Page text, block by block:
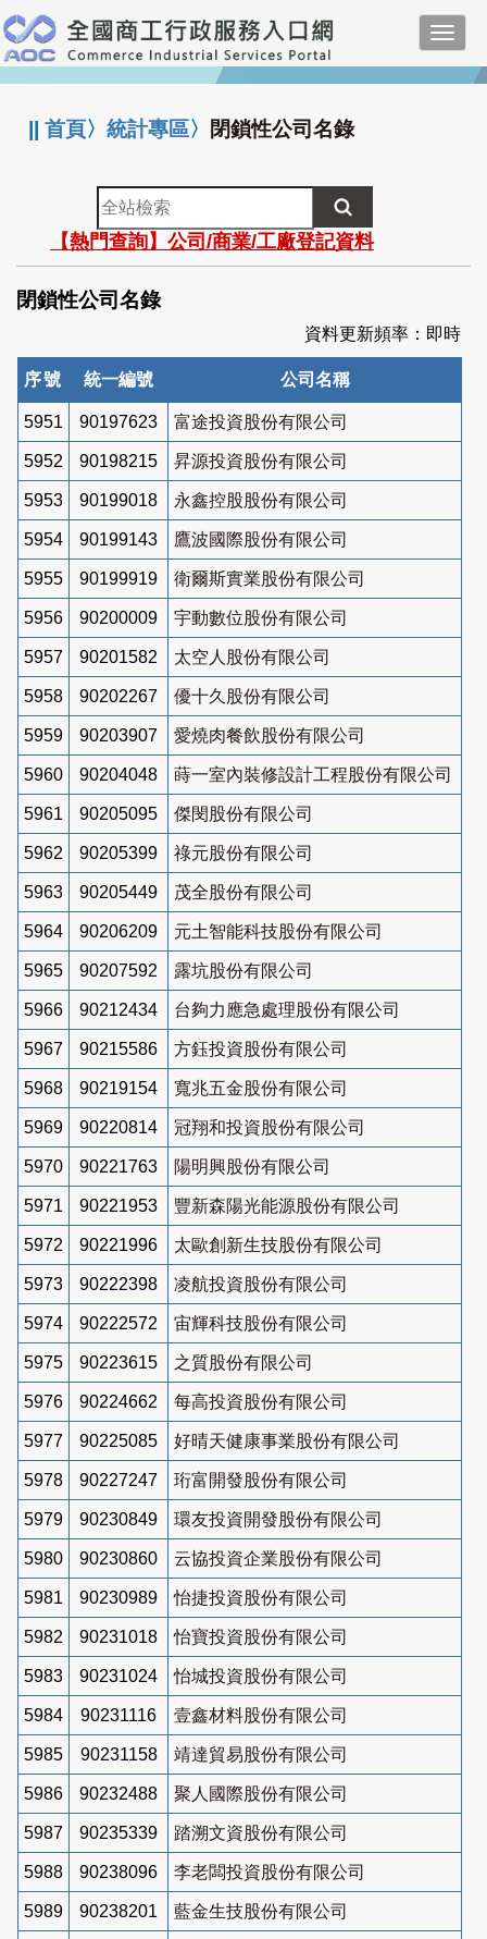
跳
到
主
要
:::
||首頁〉統計專區〉 閉鎖性公司名錄
全
站
檢
索
【熱門查詢】公司/商業/工廠登記資料
閉鎖性公司名錄
資料更新頻率：即時
序號 統一編號 公司名稱
5951 90197623 富途投資股份有限公司
5952 90198215 昇源投資股份有限公司
5953 90199018 永鑫控股股份有限公司
5954 90199143 鷹波國際股份有限公司
5955 90199919 衛爾斯實業股份有限公司
5956 90200009 宇動數位股份有限公司
5957 90201582 太空人股份有限公司
5958 90202267 優十久股份有限公司
5959 90203907 愛燒肉餐飲股份有限公司
5960 90204048 蒔一室內裝修設計工程股份有限公司
5961 90205095 傑閔股份有限公司
5962 90205399 祿元股份有限公司
5963 90205449 茂全股份有限公司
5964 90206209 元土智能科技股份有限公司
5965 90207592 露坑股份有限公司
5966 90212434 台夠力應急處理股份有限公司
5967 90215586 方鈺投資股份有限公司
5968 90219154 寬兆五金股份有限公司
5969 90220814 冠翔和投資股份有限公司
5970 90221763 陽明興股份有限公司
5971 90221953 豐新森陽光能源股份有限公司
5972 90221996 太歐創新生技股份有限公司
5973 90222398 凌航投資股份有限公司
5974 90222572 宙輝科技股份有限公司
5975 90223615 之質股份有限公司
5976 90224662 每高投資股份有限公司
5977 90225085 好晴天健康事業股份有限公司
5978 90227247 珩富開發股份有限公司
5979 90230849 環友投資開發股份有限公司
5980 90230860 云協投資企業股份有限公司
5981 90230989 怡捷投資股份有限公司
5982 90231018 怡寶投資股份有限公司
5983 90231024 怡城投資股份有限公司
5984 90231116 壹鑫材料股份有限公司
5985 90231158 靖達貿易股份有限公司
5986 90232488 聚人國際股份有限公司
5987 90235339 踏溯文資股份有限公司
5988 90238096 李老闆投資股份有限公司
5989 90238201 藍金生技股份有限公司